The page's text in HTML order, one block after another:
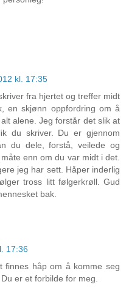
kl. 17:35
fra hjertet og treffer midt
en skjønn oppfordring om å
alene. Jeg forstår det slik at
du skriver. Du er gjennom
du dele, forstå, veilede og
enn om du var midt i det.
jeg har sett. Håper inderlig
tross litt følgerkrøll. Gud
bak.
17:36
finnes håp om å komme seg
er et forbilde for meg.